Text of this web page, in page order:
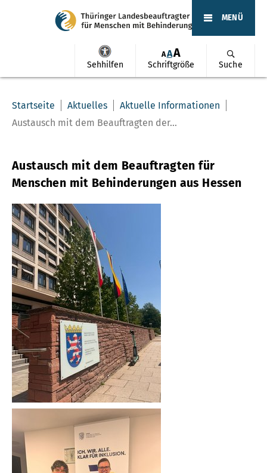
Sehhilfen
AAA
Schriftgröße Suche
MENÜ
Startseite Aktuelles
Aktuelle Informationen
Austausch mit dem Beauftragten der...
Austausch mit dem Beauftragten für
Menschen mit Behinderungen aus Hessen